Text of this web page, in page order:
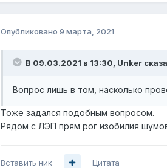
Опубликовано 9 марта, 2021
В 09.03.2021 в 13:30, Unker
Вопрос лишь в том, насколько
Тоже задался подобным вопросом.
Рядом с ЛЭП прям рог изобилия
Вставить ник Цитата